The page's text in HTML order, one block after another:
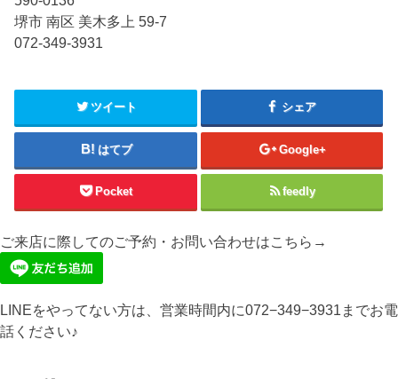
堺市 南区 美木多上 59-7
072-349-3931
ツイート シェア
はてブ Google+
Pocket feedly
ご来店に際してのご予約・お問い合わせはこちら→
LINEをやってない方は、営業時間内に072−349−3931までお電
話ください♪